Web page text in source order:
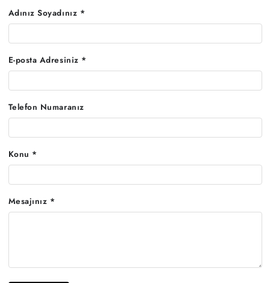
Adınız Soyadınız *
E-posta Adresiniz *
Telefon Numaranız
Konu *
Mesajınız *